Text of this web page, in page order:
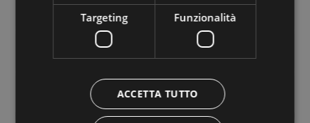
Targeting Funzionalità
ACCETTA TUTTO